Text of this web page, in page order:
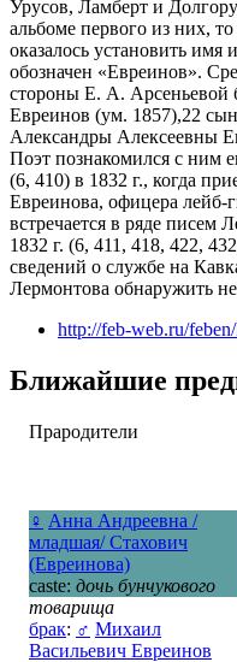
Урусов, Ламберт и
альбоме первого из них,
оказалось установить имя
обозначен «Евреинов».
стороны Е. А. Арсеньевой
Евреинов (ум. 1857),22
Александры Алексеевны
Поэт познакомился с ним
(6, 410) в 1832 г., когда
Евреинова, офицера лейб-
встречается в ряде писем
1832 г. (6, 411, 418, 422,
сведений о службе на
Лермонтова обнаружить не
http://feb-web.ru/
Ближайшие
Прародители
♀ Анна Андреевна /
младшая/ Стахович
(Евреинова)
caste: дочь бунчукового
товарища
брак: ♂ Михаил
Васильевич Евреинов